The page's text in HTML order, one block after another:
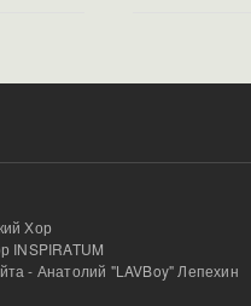
Хор
INSPIRATUM
- Анатолий "LAVBoy" Лепехин